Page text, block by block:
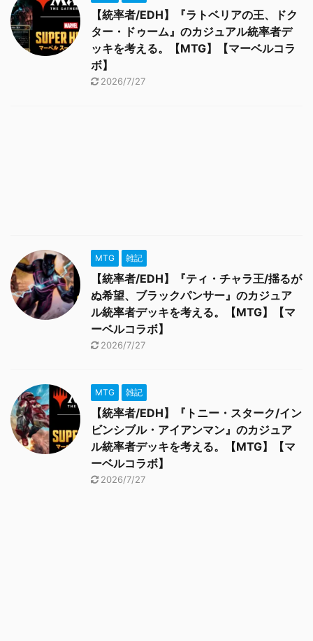
【統率者/EDH】『ラトベリアの王、ドク
ター・ドゥーム』のカジュアル統率者デ
ッキを考える。【MTG】【マーベルコラ
ボ】
2026/7/27
MTG 雑記
【統率者/EDH】『ティ・チャラ王/揺るが
ぬ希望、ブラックパンサー』のカジュア
ル統率者デッキを考える。【MTG】【マ
ーベルコラボ】
2026/7/27
MTG 雑記
【統率者/EDH】『トニー・スターク/イン
ビンシブル・アイアンマン』のカジュア
ル統率者デッキを考える。【MTG】【マ
ーベルコラボ】
2026/7/27